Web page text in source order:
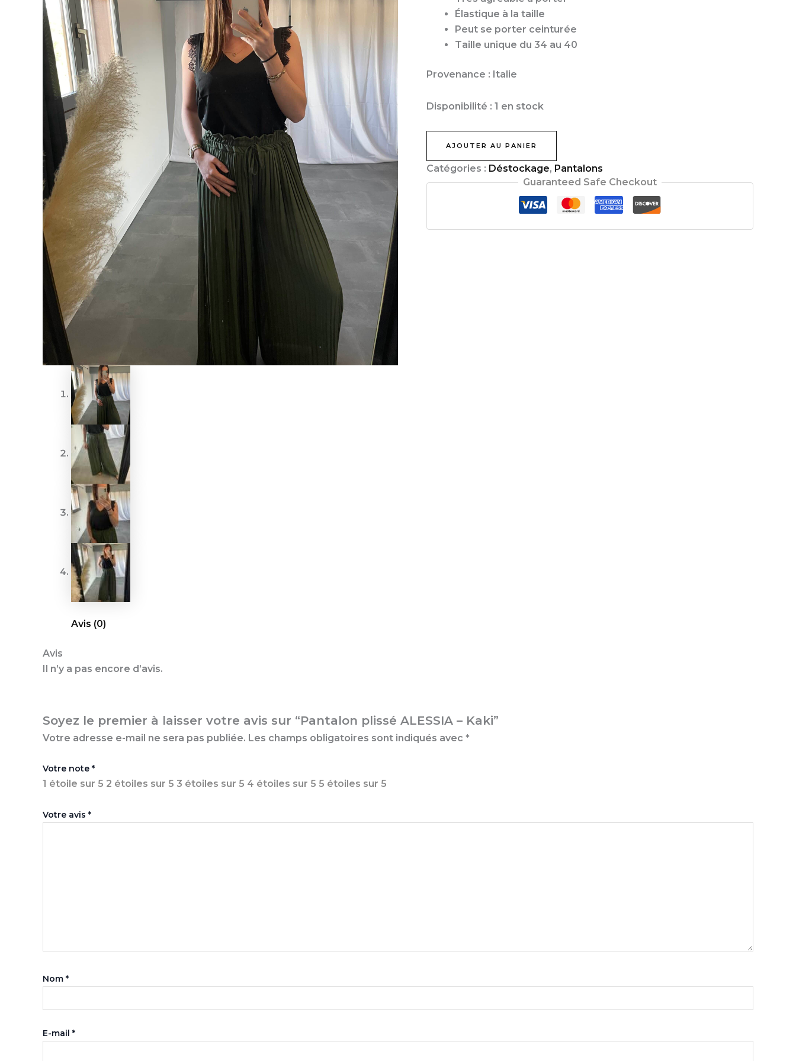
Élastique à la taille
Peut se porter ceinturée
Taille unique du 34 au 40
Provenance : Italie
Disponibilité : 1 en stock
AJOUTER AU PANIER
Catégories : Déstockage, Pantalons
Guaranteed Safe Checkout
Avis (0)
Avis
Il n’y a pas encore d’avis.
Soyez le premier à laisser votre avis sur “Pantalon plissé ALESSIA – Kaki”
Votre adresse e-mail ne sera pas publiée. Les champs obligatoires sont indiqués avec *
Votre note *
1 étoile sur 5 2 étoiles sur 5 3 étoiles sur 5 4 étoiles sur 5 5 étoiles sur 5
Votre avis *
Nom *
E-mail *